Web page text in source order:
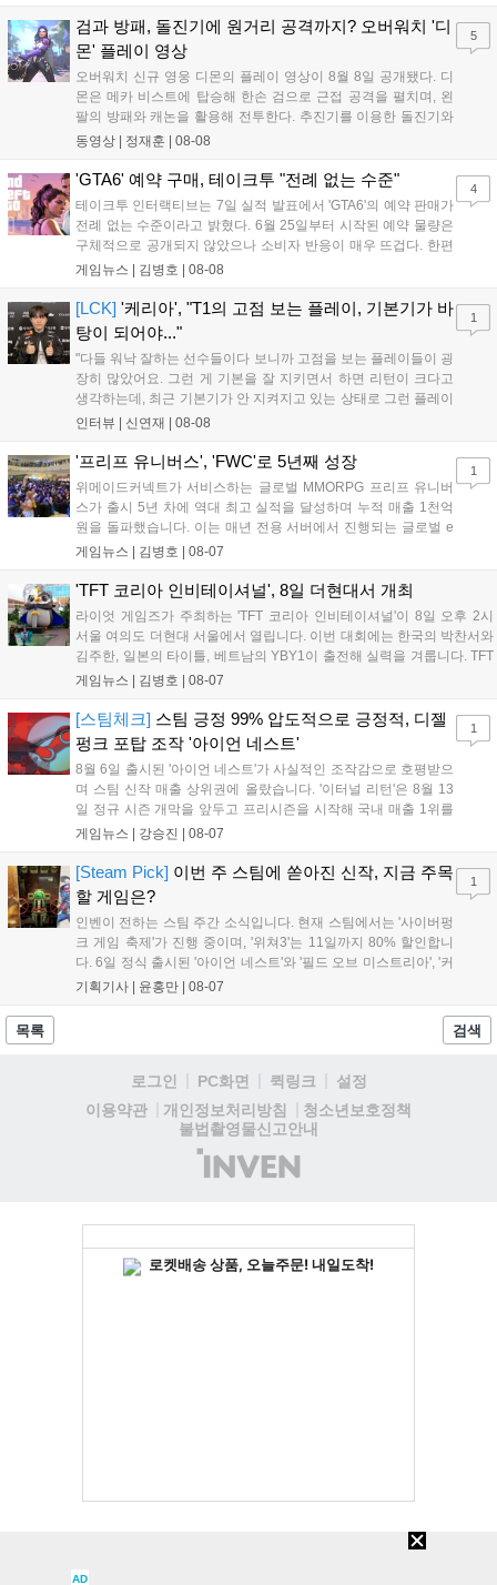
하는 몰입감 있는 서사와 조합을 구현하며 시리즈의 미래를 향한
새로운 가능성을 제시했다....
검과 방패, 돌진기에 원거리 공격까지? 오버워치 '디
몬' 플레이 영상
오버워치 신규 영웅 디몬의 플레이 영상이 8월 8일 공개됐다. 디
몬은 메카 비스트에 탑승해 한손 검으로 근접 공격을 펼치며, 왼
팔의 방패와 캐논을 활용해 전투한다. 추진기를 이용한 돌진기와
참격 형태의 궁극기를 보유했고, 메카 파괴 시 맨몸으로 기관총을
산의 영웅들 업데이트를 통해 정식 출시될 예정이다....
동영상 | 정재훈 08-08
5
'GTA6' 예약 구매, 테이크투 "전례 없는 수준"
테이크투 인터랙티브는 7일 실적 발표에서 'GTA6'의 예약 판매가
전례 없는 수준이라고 밝혔다. 6월 25일부터 시작된 예약 물량은
구체적으로 공개되지 않았으나 소비자 반응이 매우 뜨겁다. 한편
11월 19일 PS5와 Xbox 시리즈 X|S로 정식 출시될 예정이며, 록
상 'Grand Theft Auto VI: An Extended Look'을 최초 공개할 계획
이다....
게임뉴스 | 김병호 08-08
4
[LCK] '케리아', "T1의 고점 보는 플레이, 기본기가 바
탕이 되어야..."
"다들 워낙 잘하는 선수들이다 보니까 고점을 보는 플레이들이 굉
장히 많았어요. 그런 게 기본을 잘 지키면서 하면 리턴이 크다고
생각하는데, 최근 기본기가 안 지켜지고 있는 상태로 그런 플레이
를 추구하다 보니까 팀적으로 안 좋은 사고가 계속 많이 났던 것
LoL 챔피언스 코리아(LCK)'...
인터뷰 | 신연재 08-08
1
'프리프 유니버스', 'FWC'로 5년째 성장
위메이드커넥트가 서비스하는 글로벌 MMORPG 프리프 유니버
스가 출시 5년 차에 역대 최고 실적을 달성하며 누적 매출 1천억
원을 돌파했습니다. 이는 매년 전용 서버에서 진행되는 글로벌 e
스포츠 대회 FWC의 영향이 큽니다. FWC는 이용자가 동일한 조
은 전년 대비 매출과 이용자 지표가 대폭 상승하는 성과를 냈습니
다. 오는 10월 필리핀 마닐라에서 총상금 11만 달러 규모의 제4회
FWC 그랜드 파이널이 개최될 예정이며, 위메이드커넥트는 이를
통해 커뮤니티 중심의 장기 성장 모델을 지속할 방침입니다....
게임뉴스 | 김병호 08-07
1
'TFT 코리아 인비테이셔널', 8일 더현대서 개최
라이엇 게임즈가 주최하는 'TFT 코리아 인비테이셔널'이 8일 오후 2시
서울 여의도 더현대 서울에서 열립니다. 이번 대회에는 한국의 박찬서와
김주한, 일본의 타이틀, 베트남의 YBY1이 출전해 실력을 겨룹니다. TFT
는 소속팀 없이 개인 자격으로 참가하는 독특한 대회 구조를 가지며, 누
17일까지 이어지는 이번 행사는 신규 세트 체험과 공연 등 다양한 즐길
거리를 제공하며, 이후 현대백화점 판교점에서도 행사가 이어질 예정입
니다. 연말에는 라스베이거스 오픈이 개최됩니다....
게임뉴스 | 김병호 08-07
[스팀체크] 스팀 긍정 99% 압도적으로 긍정적, 디젤
펑크 포탑 조작 '아이언 네스트'
8월 6일 출시된 '아이언 네스트'가 사실적인 조작감으로 호평받으
며 스팀 신작 매출 상위권에 올랐습니다. '이터널 리턴'은 8월 13
일 정규 시즌 개막을 앞두고 프리시즌을 시작해 국내 매출 1위를
기록했습니다. 25주년을 맞은 '고스트 리콘' 시리즈는 8월 6일 쇼
'마블 투혼: 파이팅 소울즈'와 레트로 수리 시뮬레이션 '리스토
리'도 스팀에 정식 출시되었습니다....
게임뉴스 | 강승진 08-07
1
[Steam Pick] 이번 주 스팀에 쏟아진 신작, 지금 주목
할 게임은?
인벤이 전하는 스팀 주간 소식입니다. 현재 스팀에서는 '사이버펑
크 게임 축제'가 진행 중이며, '위쳐3'는 11일까지 80% 할인합니
다. 6일 정식 출시된 '아이언 네스트'와 '필드 오브 미스트리아', '커
세어 코브'가 호평받고 있습니다. 한편, 7일 출시된 '마블 투혼'은
다. 유비소프트의 '고스트리콘: 와일드랜드'는 7년 만의 대규모 업
기획기사 | 윤홍만 08-07
1
목록 검색
로그인 PC화면 퀵링크
설정
이용약관
개인정보처리방침
청소년보호정책
불법촬영물신고안내
(주)
인
AD